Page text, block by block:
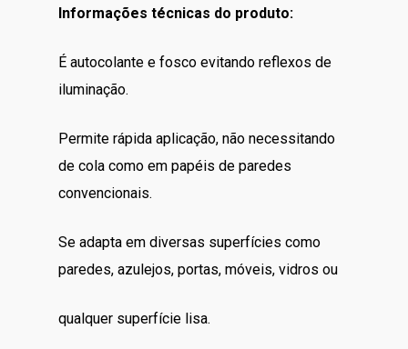
Informações técnicas do produto:
É autocolante e fosco evitando reflexos de
iluminação.
Permite rápida aplicação, não necessitando
de cola como em papéis de paredes
convencionais.
Se adapta em diversas superfícies como
paredes, azulejos, portas, móveis, vidros ou
qualquer superfície lisa.